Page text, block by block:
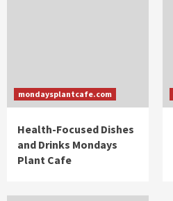
mondaysplantcafe.com
Health-Focused Dishes
and Drinks Mondays
Plant Cafe